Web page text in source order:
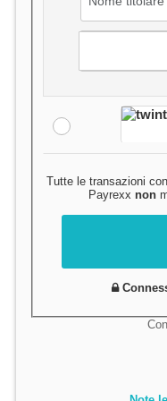
Tutte le transazioni
Payrexxnon